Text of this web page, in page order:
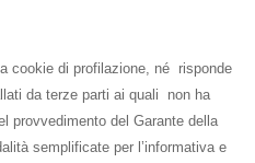
cookie di profilazione, né risponde
da terze parti ai quali non ha
provvedimento del Garante della
semplificate per l’informativa e